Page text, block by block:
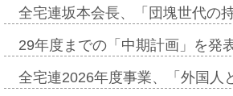
全宅連坂本会長、「団塊世代の
29年度までの「中期計画」を
全宅連2026年度事業、「外国